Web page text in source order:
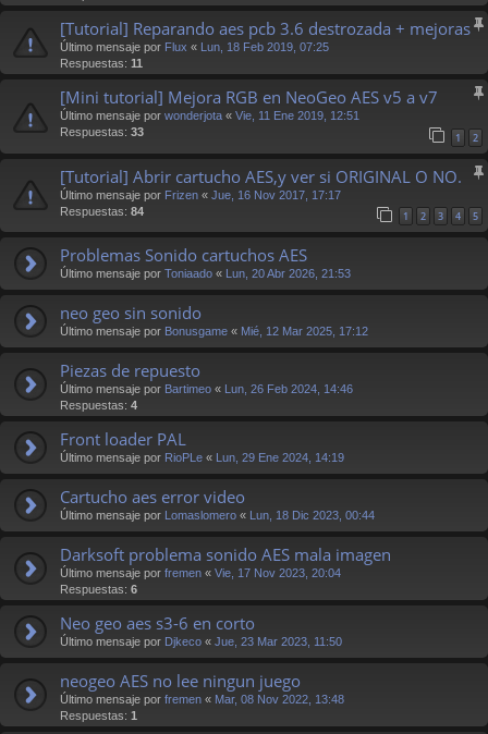
[Tutorial] Reparando aes pcb 3.6 destrozada + mejoras
Último mensaje por Flux « Lun, 18 Feb 2019, 07:25
Respuestas: 11
[Mini tutorial] Mejora RGB en NeoGeo AES v5 a v7
Último mensaje por wonderjota « Vie, 11 Ene 2019, 12:51
Respuestas: 33 1 2
[Tutorial] Abrir cartucho AES,y ver si ORIGINAL O NO.
Último mensaje por Frizen « Jue, 16 Nov 2017, 17:17
Respuestas: 84 1 2 3 4 5
Problemas Sonido cartuchos AES
Último mensaje por Toniaado « Lun, 20 Abr 2026, 21:53
neo geo sin sonido
Último mensaje por Bonusgame « Mié, 12 Mar 2025, 17:12
Piezas de repuesto
Último mensaje por Bartimeo « Lun, 26 Feb 2024, 14:46
Respuestas: 4
Front loader PAL
Último mensaje por RioPLe « Lun, 29 Ene 2024, 14:19
Cartucho aes error video
Último mensaje por Lomaslomero « Lun, 18 Dic 2023, 00:44
Darksoft problema sonido AES mala imagen
Último mensaje por fremen « Vie, 17 Nov 2023, 20:04
Respuestas: 6
Neo geo aes s3-6 en corto
Último mensaje por Djkeco « Jue, 23 Mar 2023, 11:50
neogeo AES no lee ningun juego
Último mensaje por fremen « Mar, 08 Nov 2022, 13:48
Respuestas: 1